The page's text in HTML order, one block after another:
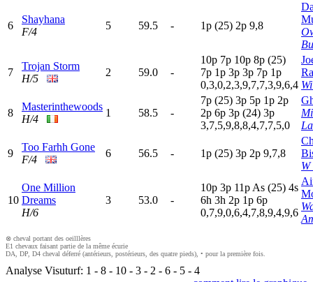
6
Shayhana
F/4
5 59.5 - 1p (25) 2p 9,8
7
Trojan Storm
H/5
2 59.0 -
10p 7p 10p 8p (25)
7p 1p 3p 3p 7p 1p
0,3,0,2,3,9,7,7,3,9,6,4
8
Masterinthewoods
H/4
1 58.5 -
7p (25) 3p 5p 1p 2p
2p 6p 3p (24) 3p
3,7,5,9,8,8,4,7,7,5,0
9
Too Farhh Gone
F/4
6 56.5 - 1p (25) 3p 2p 9,7,8
W
10
One Million
Dreams
H/6
3 53.0 -
10p 3p 11p As (25) 4s
6h 3h 2p 1p 6p
0,7,9,0,6,4,7,8,9,4,9,6
⊗ cheval portant des oeilllères
E1 chevaux faisant partie de la même écurie
DA, DP, D4 cheval déferré (antérieurs, postérieurs, des quatre pieds), • pour la première fois.
Analyse Visuturf: 1 - 8 - 10 - 3 - 2 - 6 - 5 - 4